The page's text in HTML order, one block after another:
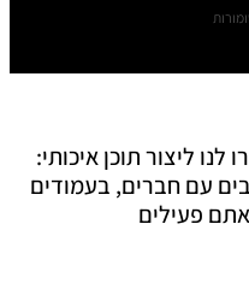
ליצור תוכן איכותי:
עם חברים, בעמודים
פעילים